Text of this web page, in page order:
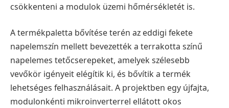
csökkenteni a modulok üzemi hőmérsékletét is.
A termékpaletta bővítése terén az eddigi fekete
napelemszín mellett bevezették a terrakotta színű
napelemes tetőcserepeket, amelyek szélesebb
vevőkör igényeit elégítik ki, és bővítik a termék
lehetséges felhasználásait. A projektben egy újfajta,
modulonkénti mikroinverterrel ellátott okos